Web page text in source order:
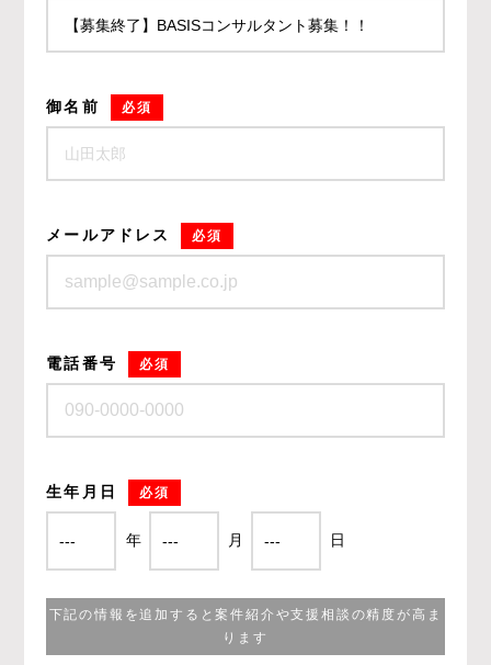
御名前 必須
メールアドレス 必須
電話番号 必須
生年月日 必須
年 月 日
下記の情報を追加すると案件紹介や支援相談の精度が高ま
ります